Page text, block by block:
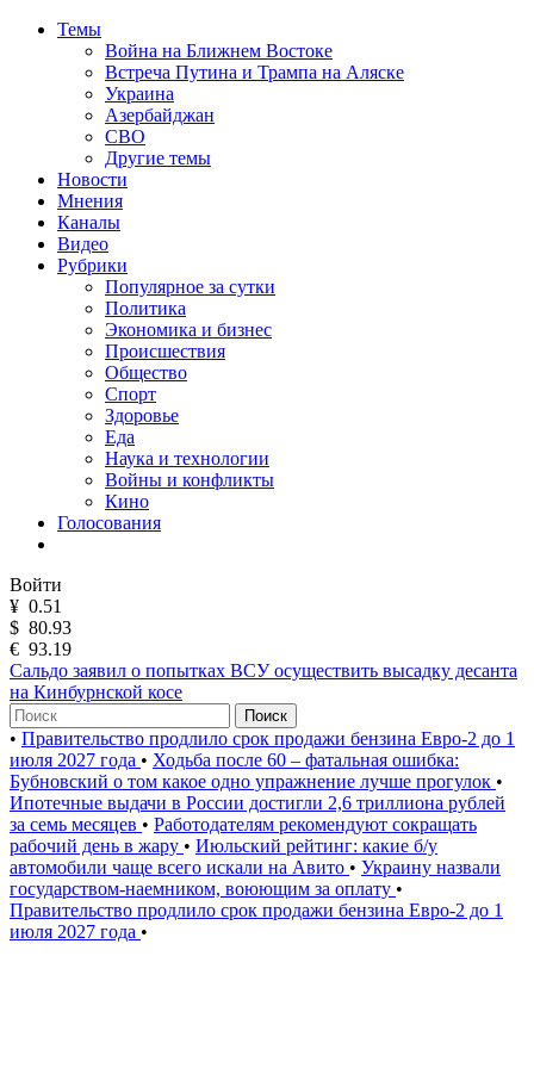
Темы
Война на Ближнем Востоке
Встреча Путина и Трампа на Аляске
Украина
Азербайджан
СВО
Другие темы
Новости
Мнения
Каналы
Видео
Рубрики
Популярное за сутки
Политика
Экономика и бизнес
Происшествия
Общество
Спорт
Здоровье
Еда
Наука и технологии
Войны и конфликты
Кино
Голосования
Войти
¥ 0.51
$ 80.93
€ 93.19
Сальдо заявил о попытках ВСУ осуществить высадку десанта
на Кинбурнской косе
Поиск
• Правительство продлило срок продажи бензина Евро-2 до 1
июля 2027 года • Ходьба после 60 – фатальная ошибка:
Бубновский о том какое одно упражнение лучше прогулок •
Ипотечные выдачи в России достигли 2,6 триллиона рублей
за семь месяцев • Работодателям рекомендуют сокращать
рабочий день в жару • Июльский рейтинг: какие б/у
автомобили чаще всего искали на Авито • Украину назвали
государством-наемником, воюющим за оплату •
Правительство продлило срок продажи бензина Евро-2 до 1
июля 2027 года •